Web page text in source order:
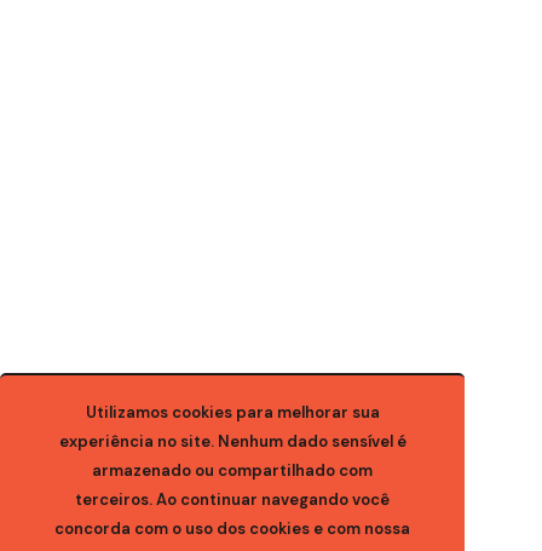
Utilizamos cookies para melhorar sua
experiência no site. Nenhum dado sensível é
armazenado ou compartilhado com
terceiros. Ao continuar navegando você
concorda com o uso dos cookies e com nossa